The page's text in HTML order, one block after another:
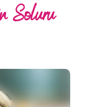
Soluru